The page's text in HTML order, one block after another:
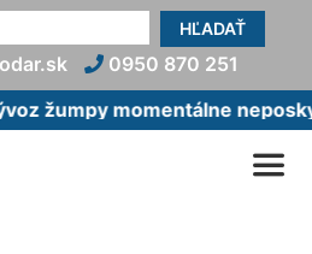
HĽADAŤ
0950 870 251
žumpy momentálne